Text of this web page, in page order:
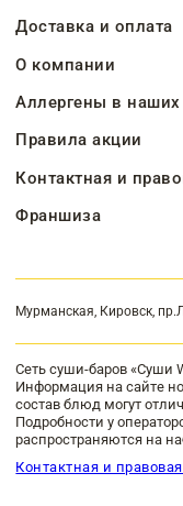
Доставка и оплата
О компании
Аллергены в
Правила акции
Контактная и
Франшиза
Мурманская, Кировск,
Сеть суши-баров «Суши
Информация на сайте
состав блюд могут
Подробности у
распространяются на
Контактная и